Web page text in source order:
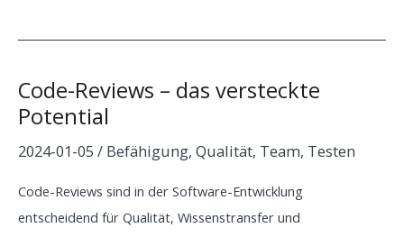
Code-Reviews – das versteckte
Potential
2024-01-05 / Befähigung, Qualität, Team, Testen
Code-Reviews sind in der Software-Entwicklung
entscheidend für Qualität, Wissenstransfer und